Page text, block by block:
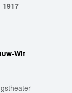
1917 —
Wit